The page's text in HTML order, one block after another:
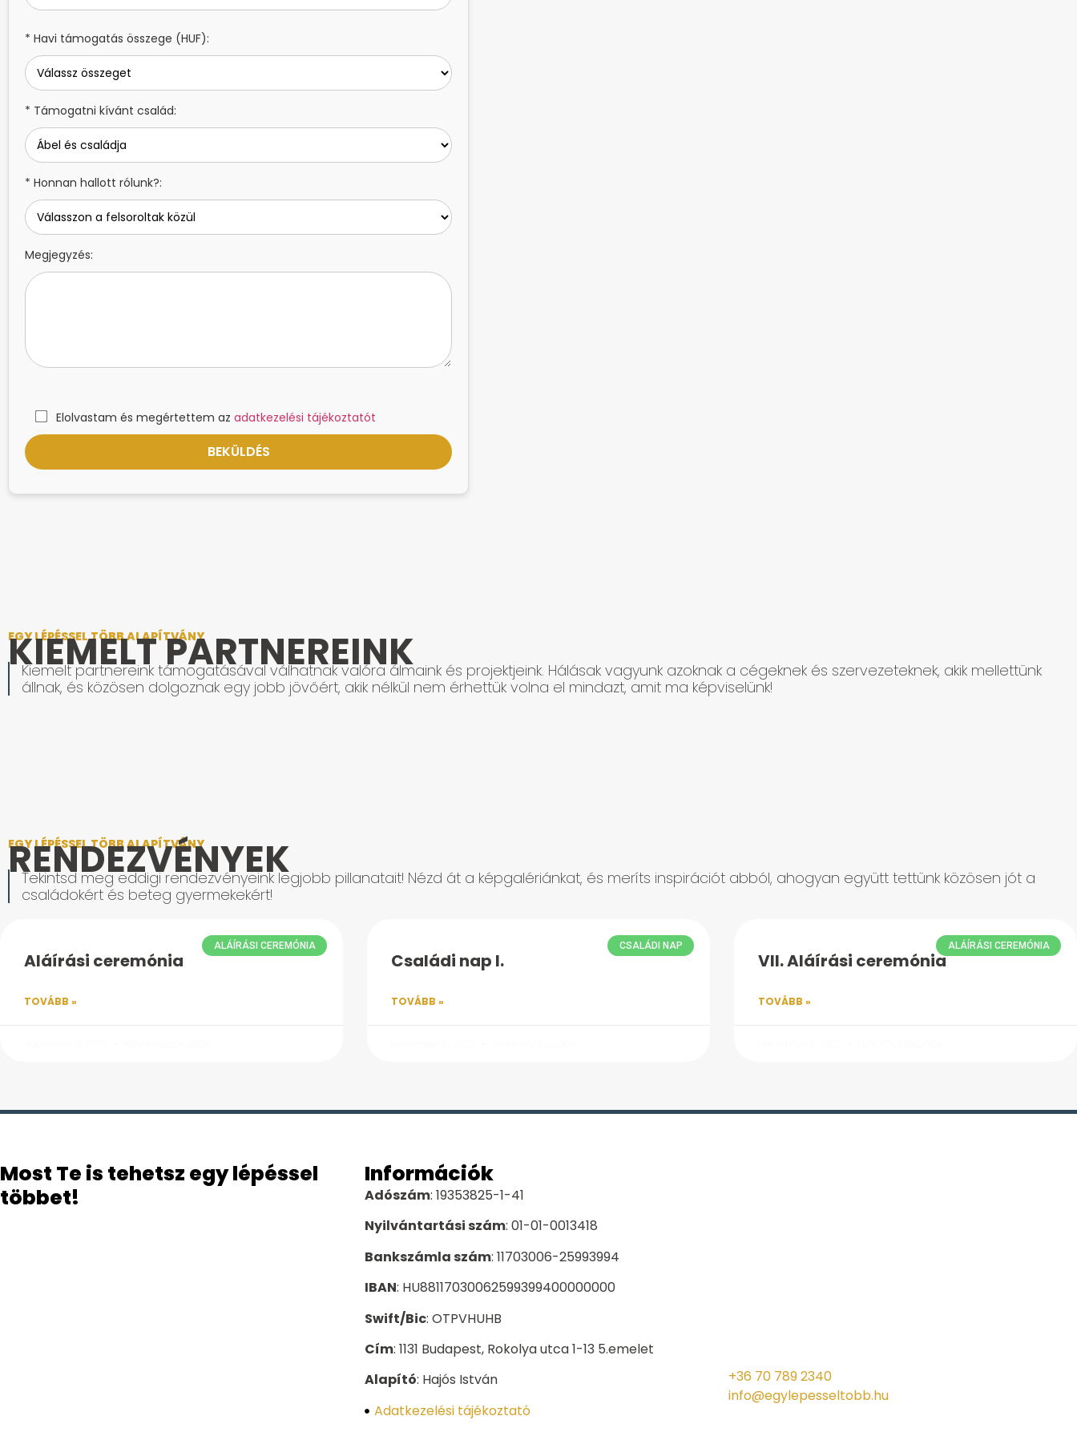
* Havi támogatás összege (HUF):
* Támogatni kívánt család:
* Honnan hallott rólunk?:
Megjegyzés:
Elolvastam és megértettem az adatkezelési tájékoztatót
EGY LÉPÉSSEL TÖBB ALAPÍTVÁNY
KIEMELT PARTNEREINK
Kiemelt partnereink támogatásával válhatnak valóra álmaink és projektjeink. Hálásak vagyunk azoknak a cégeknek és szervezeteknek, akik mellettünk
állnak, és közösen dolgoznak egy jobb jövőért, akik nélkül nem érhettük volna el mindazt, amit ma képviselünk!
EGY LÉPÉSSEL TÖBB ALAPÍTVÁNY
RENDEZVÉNYEK
Tekintsd meg eddigi rendezvényeink legjobb pillanatait! Nézd át a képgalériánkat, és meríts inspirációt abból, ahogyan együtt tettünk közösen jót a
családokért és beteg gyermekekért!
ALÁÍRÁSI CEREMÓNIA
Aláírási ceremónia
TOVÁBB »
CSALÁDI NAP
Családi nap I.
TOVÁBB »
ALÁÍRÁSI CEREMÓNIA
VII. Aláírási ceremónia
TOVÁBB »
Most Te is tehetsz egy lépéssel
többet!
Információk
Adószám: 19353825-1-41
Nyilvántartási szám: 01-01-0013418
Bankszámla szám: 11703006-25993994
IBAN: HU88117030062599399400000000
Swift/Bic: OTPVHUHB
Cím: 1131 Budapest, Rokolya utca 1-13 5.emelet
Alapító: Hajós István
Adatkezelési tájékoztató
+36 70 789 2340
info@egylepesseltobb.hu